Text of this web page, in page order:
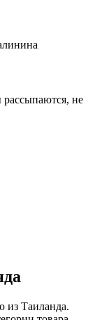
не
из Таиланда.